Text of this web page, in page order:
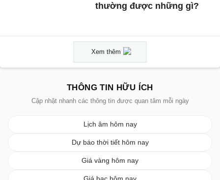
thường được những gì?
Xem thêm
THÔNG TIN HỮU ÍCH
Cập nhật nhanh các thông tin được quan tâm mỗi ngày
Lịch âm hôm nay
Dự báo thời tiết hôm nay
Giá vàng hôm nay
Giá bạc hôm nay